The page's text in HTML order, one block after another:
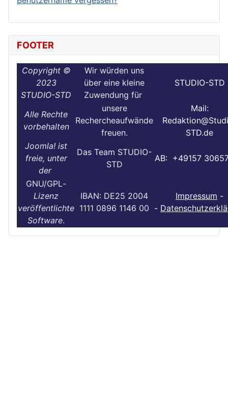
FOOTER
Copyright ©
2023
STUDIO-STD
Wir würden uns
über eine kleine
Zuwendung für
STUDIO-STD
Alle Rechte
vorbehalten
unsere
Rechercheaufwände
freuen.
Mail:
STD.de
Joomla! ist
freie, unter
der
Das Team STUDIO-
STD
AB: +49157
GNU/GPL-
Lizenz
veröffentlichte
Software.
IBAN: DE25 2004
1111 0896 1146 00
Impressum -
-